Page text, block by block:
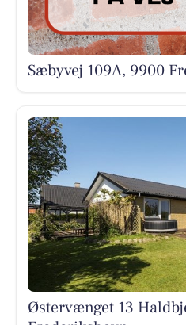
Sæbyvej 109A, 9900
Østervænget 13